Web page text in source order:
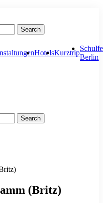
Search
HotelsKurztrip
Berlin
Search
(Britz)